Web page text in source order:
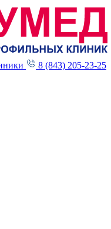
8 (843) 205-23-25